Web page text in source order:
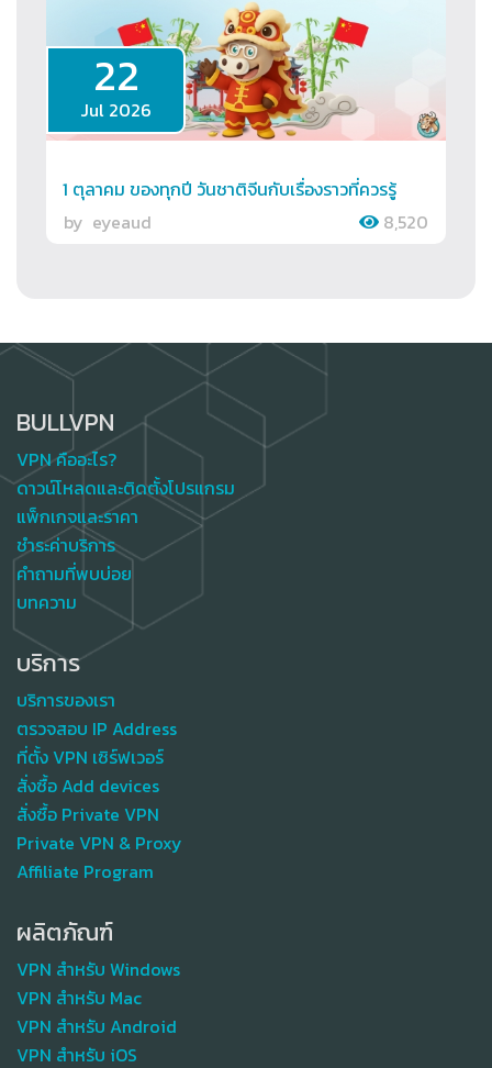
22
Jul 2026
1 ตุลาคม ของทุกปี วันชาติจีนกับเรื่องราวที่ควรรู้
by eyeaud 8,520
BULLVPN
VPN คืออะไร?
ดาวน์โหลดและติดตั้งโปรแกรม
แพ็กเกจและราคา
ชำระค่าบริการ
คำถามที่พบบ่อย
บทความ
บริการ
บริการของเรา
ตรวจสอบ IP Address
ที่ตั้ง VPN เซิร์ฟเวอร์
สั่งซื้อ Add devices
สั่งซื้อ Private VPN
Private VPN & Proxy
Affiliate Program
ผลิตภัณฑ์
VPN สำหรับ Windows
VPN สำหรับ Mac
VPN สำหรับ Android
VPN สำหรับ iOS